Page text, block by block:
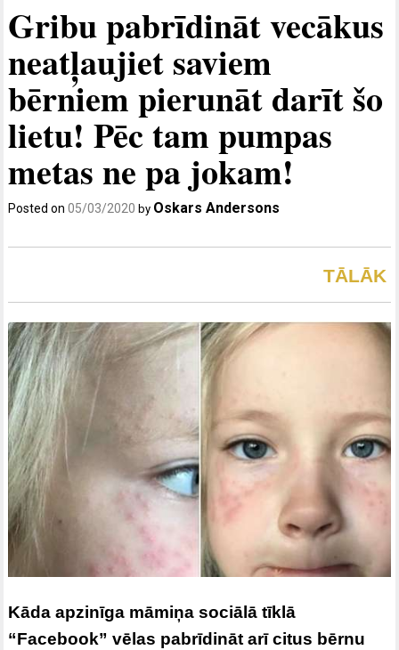
Gribu pabrīdināt vecākus
neatļaujiet saviem
bērniem pierunāt darīt šo
lietu! Pēc tam pumpas
metas ne pa jokam!
Posted on05/03/2020 by Oskars Andersons
TĀLĀK
Kāda apzinīga māmiņa sociālā tīklā
“Facebook” vēlas pabrīdināt arī citus bērnu